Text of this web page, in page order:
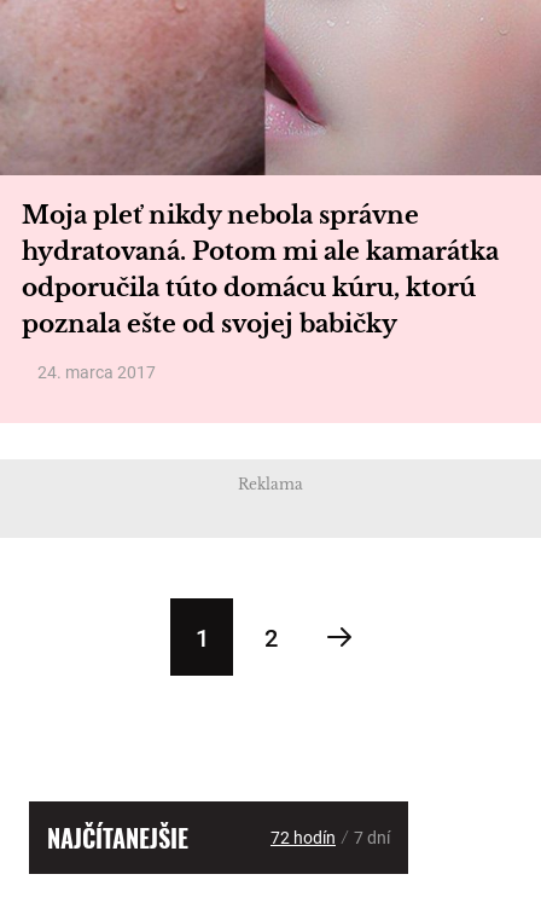
Moja pleť nikdy nebola správne
hydratovaná. Potom mi ale kamarátka
odporučila túto domácu kúru, ktorú
poznala ešte od svojej babičky
24. marca 2017
Reklama
1 2
NAJČÍTANEJŠIE 72 hodín / 7 dní